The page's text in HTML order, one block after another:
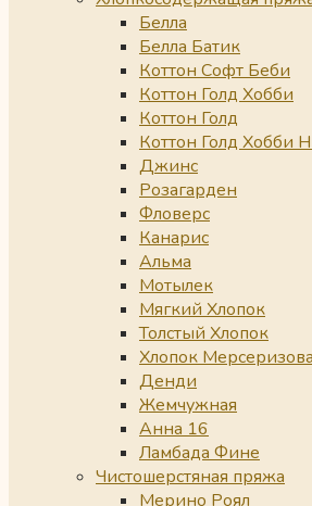
Белла
Белла Батик
Коттон Софт Беби
Коттон Голд Хобби
Коттон Голд
Коттон Голд Хобби
Джинс
Розагарден
Фловерс
Канарис
Альма
Мотылек
Мягкий Хлопок
Толстый Хлопок
Хлопок
Денди
Жемчужная
Анна 16
Ламбада Фине
Чистошерстяная пряжа
Мерино Роял